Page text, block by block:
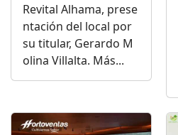
Revital Alhama, prese
ntación del local por
su titular, Gerardo M
olina Villalta. Más...